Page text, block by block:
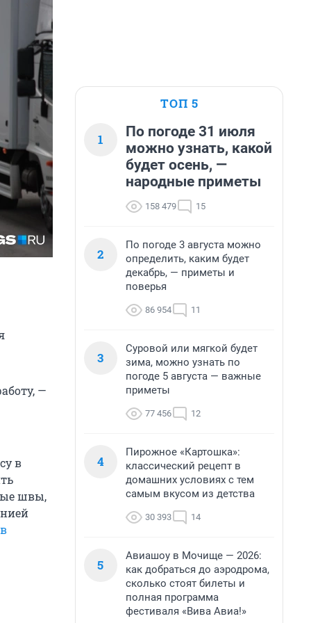
—
в
швы,
ТОП 5
1
По погоде 31 июля
можно узнать, какой
будет осень, —
народные приметы
158 479 15
2
По погоде 3 августа можно
определить, каким будет
декабрь, — приметы и
поверья
86 954 11
3
Суровой или мягкой будет
зима, можно узнать по
погоде 5 августа — важные
приметы
77 456 12
4
Пирожное «Картошка»:
классический рецепт в
домашних условиях с тем
самым вкусом из детства
30 393 14
5
Авиашоу в Мочище — 2026:
как добраться до аэродрома,
сколько стоят билеты и
полная программа
фестиваля «Вива Авиа!»